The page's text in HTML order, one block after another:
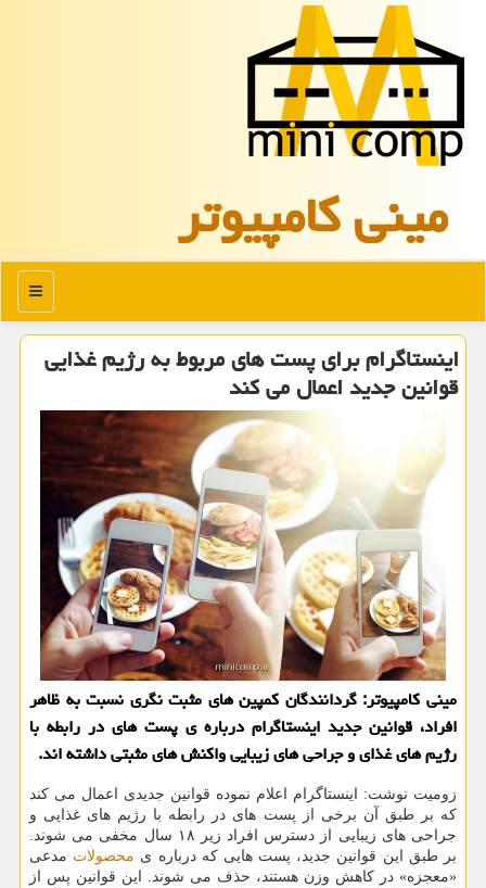
مینی كامپیوتر
منو
اینستاگرام برای پست های مربوط به رژیم غذایی
قوانین جدید اعمال می كند
مینی كامپیوتر: گردانندگان كمپین های مثبت نگری نسبت به ظاهر
افراد، قوانین جدید اینستاگرام درباره ی پست های در رابطه با
رژیم های غذای و جراحی های زیبایی واكنش های مثبتی داشته اند.
زومیت نوشت: اینستاگرام اعلام نموده قوانین جدیدی اعمال می كند
كه بر طبق آن برخی از پست های در رابطه با رژیم های غذایی و
جراحی های زیبایی از دسترس افراد زیر ۱۸ سال مخفی می شوند.
بر طبق این قوانین جدید، پست هایی كه درباره ی محصولات مدعی
«معجزه» در كاهش وزن هستند، حذف می شوند. این قوانین پس از